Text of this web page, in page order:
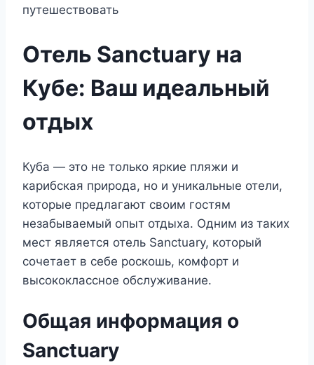
Отель Sanctuary на
Кубе: Ваш идеальный
отдых
Куба — это не только яркие пляжи и
карибская природа, но и уникальные отели,
которые предлагают своим гостям
незабываемый опыт отдыха. Одним из таких
мест является отель Sanctuary, который
сочетает в себе роскошь, комфорт и
высококлассное обслуживание.
Общая информация о
Sanctuary